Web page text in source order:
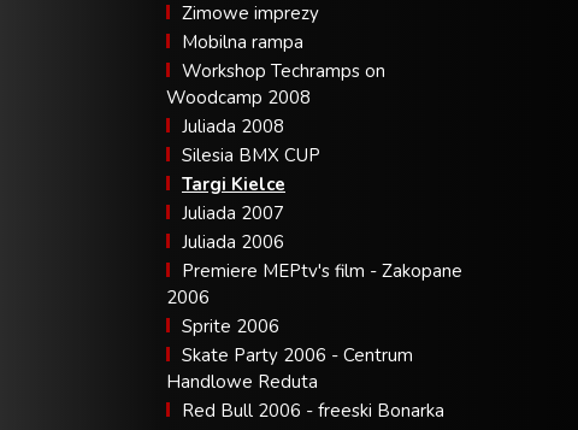
Zimowe imprezy
Mobilna rampa
Workshop Techramps on
Woodcamp 2008
Juliada 2008
Silesia BMX CUP
Targi Kielce
Juliada 2007
Juliada 2006
Premiere MEPtv's film - Zakopane
2006
Sprite 2006
Skate Party 2006 - Centrum
Handlowe Reduta
Red Bull 2006 - freeski Bonarka